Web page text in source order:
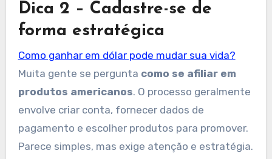
Dica 2 – Cadastre-se de
forma estratégica
Como ganhar em dólar pode mudar sua vida?
Muita gente se pergunta como se afiliar em
produtos americanos. O processo geralmente
envolve criar conta, fornecer dados de
pagamento e escolher produtos para promover.
Parece simples, mas exige atenção e estratégia.